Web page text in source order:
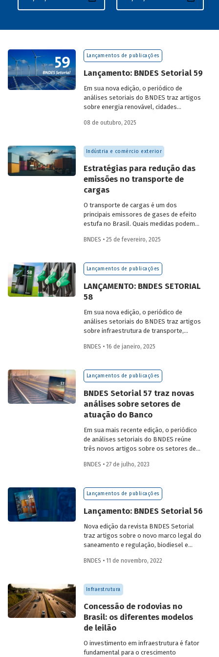
Lançamentos de publicações
Lançamento: BNDES Setorial 59
Em sua nova edição, o periódico de
análises setoriais do BNDES traz artigos
sobre energia renovável, cidades
urbanos (RSU) e exportação.
08 de outubro, 2025
Indústria e comércio exterior
Estratégias para redução das
emissões no transporte de
cargas
O transporte de cargas é um dos
principais emissores de gases de efeito
estufa no Brasil. Quais medidas podem
ambiental? Confira as estratégias que
BNDES • 25 de fevereiro, 2025
Lançamentos de publicações
LANÇAMENTO: BNDES SETORIAL
58
Em sua nova edição, o periódico de
análises setoriais do BNDES traz artigos
sobre infraestrutura de transporte,
sustentáveis, mercado de aeronaves,
BNDES • 16 de janeiro, 2025
Lançamentos de publicações
BNDES Setorial 57 traz novas
análises sobre setores de
atuação do Banco
Em sua mais recente edição, o periódico
de análises setoriais do BNDES reúne
três novos artigos sobre os setores de
defesa. Saiba mais e acesse os estudos
BNDES • 27 de julho, 2023
Lançamentos de publicações
Lançamento: BNDES Setorial 56
Nova edição da revista BNDES Setorial
traz artigos sobre o novo marco legal do
saneamento e regulação, biodiesel e
leasing de aeronaves no setor de
BNDES • 11 de novembro, 2022
Infraestrutura
Concessão de rodovias no
Brasil: os diferentes modelos
de leilão
O investimento em infraestrutura é fator
fundamental para o crescimento